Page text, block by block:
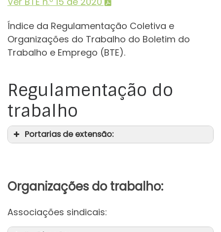
Índice da Regulamentação Coletiva e
Organizações do Trabalho do Boletim do
Trabalho e Emprego (BTE).
Regulamentação do
trabalho
Portarias de extensão:
Organizações do trabalho:
Associações sindicais: